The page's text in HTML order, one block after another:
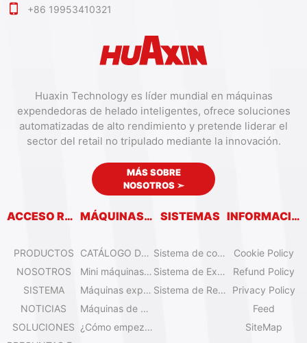
Huaxin Technology es líder mundial en máquinas
expendedoras de helado inteligentes, ofrece soluciones
automatizadas de alto rendimiento y pretende liderar el
sector del retail no tripulado mediante la innovación.
MÁS SOBRE
NOSOTROS ➣
ACCESO RÁPIDO
PRODUCTOS
NOSOTROS
SISTEMA
NOTICIAS
SOLUCIONES
MÁQUINAS EXPENDEDORAS
CATÁLOGO DE MÁQUINAS EXPENDEDORAS
Mini máquinas de helado de sobremesa
Máquinas expendedoras de helado Olala
Máquinas de helado IYogurt
¿Cómo empezar el negocio de helados automáticos?
SISTEMAS
Sistema de control remoto
Sistema de Expansión
Sistema de Refrigeración
INFORMACIÓN
Cookie Policy
Refund Policy
Privacy Policy
Feed
SiteMap
+86 19953410321